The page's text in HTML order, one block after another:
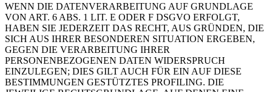
WENN DIE DATENVERARBEITUNG AUF GRUNDLAGE
VON ART. 6 ABS. 1 LIT. E ODER F DSGVO ERFOLGT,
HABEN SIE JEDERZEIT DAS RECHT, AUS GRÜNDEN, DIE
SICH AUS IHRER BESONDEREN SITUATION ERGEBEN,
GEGEN DIE VERARBEITUNG IHRER
PERSONENBEZOGENEN DATEN WIDERSPRUCH
EINZULEGEN; DIES GILT AUCH FÜR EIN AUF DIESE
BESTIMMUNGEN GESTÜTZTES PROFILING. DIE